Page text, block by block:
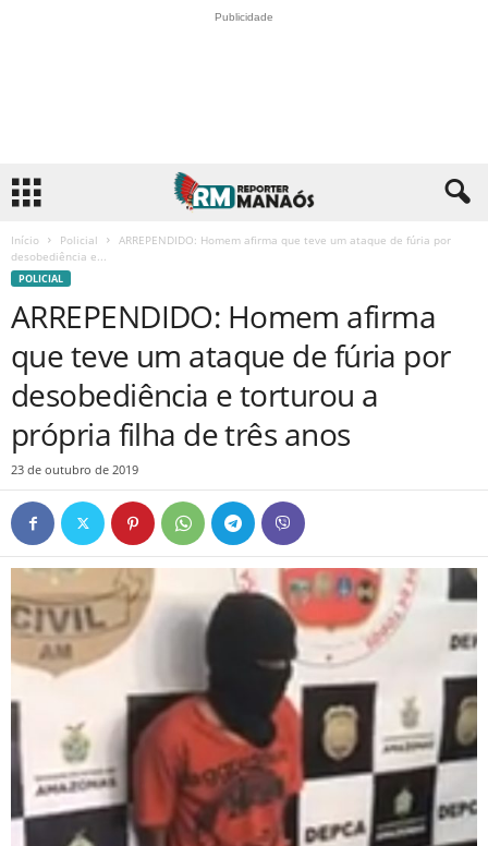
Publicidade
Início Policial
ARREPENDIDO: Homem afirma que teve um ataque de fúria por
desobediência e...
POLICIAL
ARREPENDIDO: Homem afirma
que teve um ataque de fúria por
desobediência e torturou a
própria filha de três anos
23 de outubro de 2019